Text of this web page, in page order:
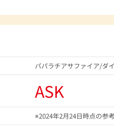
パパラチアサファイア/ダ
ASK
※2024年2月24日時点の参